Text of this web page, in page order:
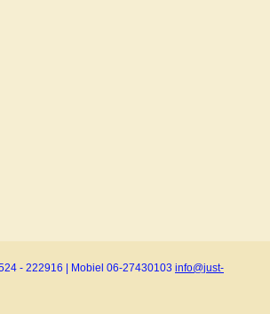
- 222916 | Mobiel 06-27430103 info@just-